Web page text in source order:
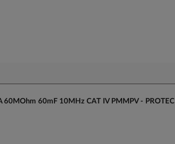
60mF 10MHz CAT IV PMMPV - PROTEC